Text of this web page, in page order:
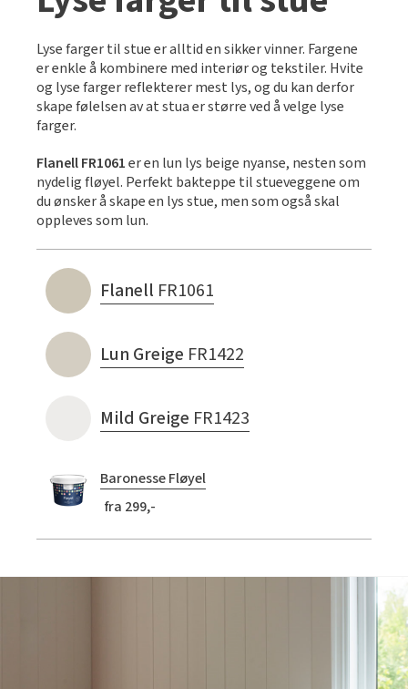
Lyse farger til stue er alltid en sikker vinner. Fargene
er enkle å kombinere med interiør og tekstiler. Hvite
og lyse farger reflekterer mest lys, og du kan derfor
skape følelsen av at stua er større ved å velge lyse
farger.
Flanell FR1061er en lun lys beige nyanse, nesten som
nydelig fløyel. Perfekt bakteppe til stueveggene om
du ønsker å skape en lys stue, men som også skal
oppleves som lun.
Flanell FR1061
Lun Greige FR1422
Mild Greige FR1423
Baronesse Fløyel
fra 299,-